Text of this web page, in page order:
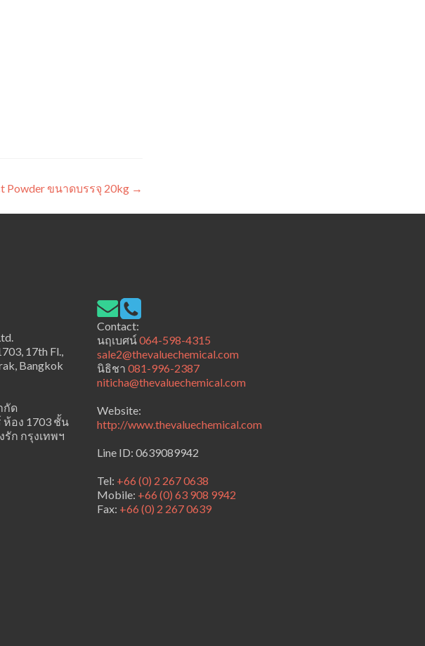
Powder ขนาดบรรจุ 20kg →
17th Fl.,
Bangkok
กัด
ห้อง 1703 ชั้น
รัก กรุงเทพฯ
Contact:
นฤเบศน์064-598-4315
sale2@thevaluechemical.com
นิธิชา 081-996-2387
niticha@thevaluechemical.com
Website:
http://www.thevaluechemical.com
Line ID: 0639089942
Tel: +66 (0) 2 267 0638
Mobile: +66 (0) 63 908 9942
Fax: +66 (0) 2 267 0639